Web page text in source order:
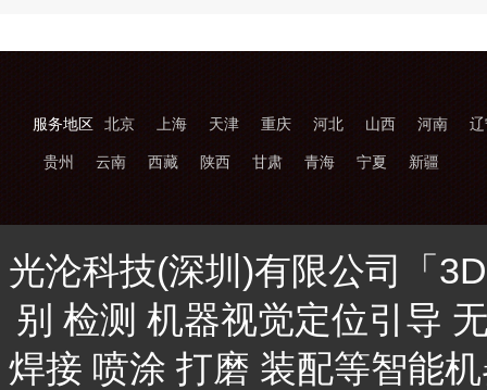
服务地区 北京 上海 天津 重庆 河北 山西 河南
贵州 云南 西藏 陕西 甘肃 青海 宁夏 新疆
光沦科技(深圳)有限公司「
别 检测 机器视觉定位引导
焊接 喷涂 打磨 装配等智能